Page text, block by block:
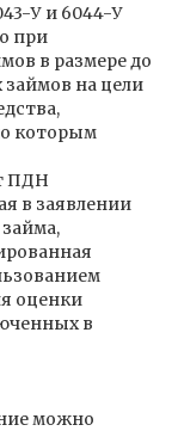
У и 6044-У
при
в размере до
займов на цели
которым
ПДН
в заявлении
оценки
в
можно